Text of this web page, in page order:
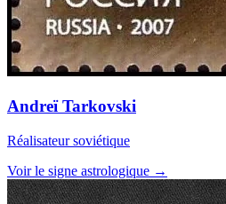
Andreï Tarkovski
Réalisateur soviétique
Voir le signe astrologique →